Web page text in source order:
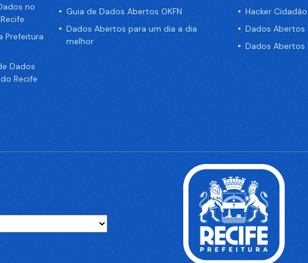
no
Prefeitura
Dados
Recife
Guia de Dados Abertos OKFN
Dados Abertos para um dia a dia
melhor
Hacker
Dados Abertos
Dados Abertos